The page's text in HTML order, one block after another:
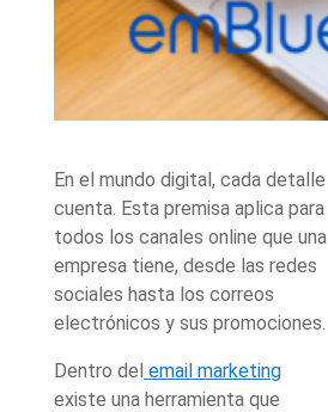
En el mundo digital, cada detalle
cuenta. Esta premisa aplica para
todos los canales online que una
empresa tiene, desde las redes
sociales hasta los correos
electrónicos y sus promociones.
Dentro del email marketing
existe una herramienta que